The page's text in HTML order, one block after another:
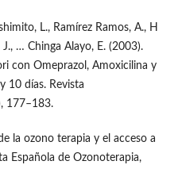
L., Ramírez Ramos, A., H
… Chinga Alayo, E. (2003).
con Omeprazol, Amoxicilina y
10 días. Revista
177–183.
la ozono terapia y el acceso a
Española de Ozonoterapia,